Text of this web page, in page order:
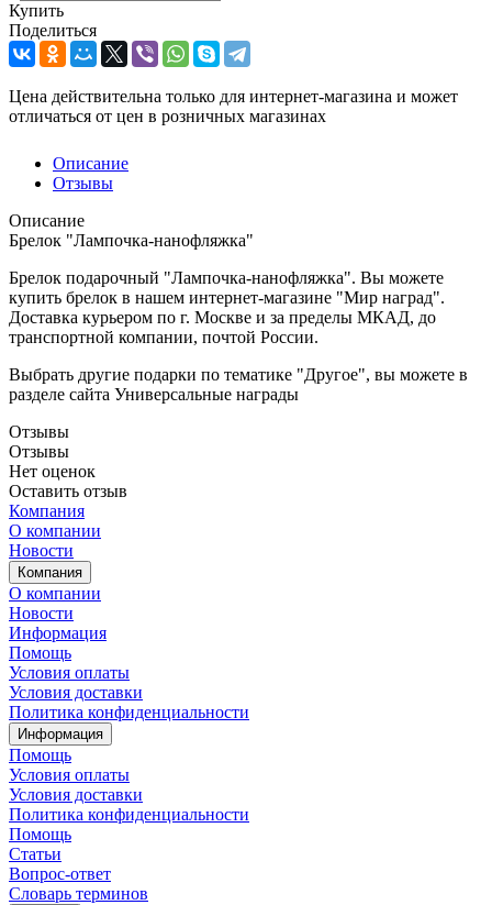
Купить
Поделиться
Цена действительна только для интернет-магазина и может
отличаться от цен в розничных магазинах
Описание
Отзывы
Описание
Брелок "Лампочка-нанофляжка"
Брелок подарочный "Лампочка-нанофляжка". Вы можете
купить брелок в нашем интернет-магазине "Мир наград".
Доставка курьером по г. Москве и за пределы МКАД, до
транспортной компании, почтой России.
Выбрать другие подарки по тематике "Другое", вы можете в
разделе сайта Универсальные награды
Отзывы
Отзывы
Нет оценок
Оставить отзыв
Компания
О компании
Новости
Компания
О компании
Новости
Информация
Помощь
Условия оплаты
Условия доставки
Политика конфиденциальности
Информация
Помощь
Условия оплаты
Условия доставки
Политика конфиденциальности
Помощь
Статьи
Вопрос-ответ
Словарь терминов